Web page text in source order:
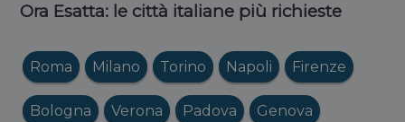
Ora Esatta: le città italiane più richieste
Roma Milano Torino Napoli Firenze
Bologna Verona Padova Genova